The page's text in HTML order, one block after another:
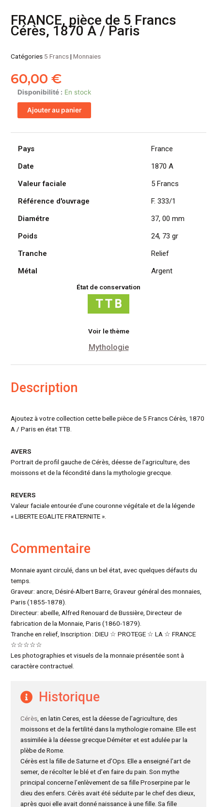
FRANCE, pièce de 5 Francs
Cérès, 1870 A / Paris
Catégories 5 Francs|Monnaies
60,00€
Disponibilité : En stock
quantité
de
FRANCE,
de
Cérès,
Ajouter au panier
Pays
France
Date
1870 A
Valeur faciale
5 Francs
Référence d'ouvrage
F. 333/1
Diamétre
37, 00 mm
Poids
24, 73 gr
Tranche
Relief
Métal
Argent
État de conservation
Voir le thème
Mythologie
Description
Ajoutez à votre collection cette belle pièce de 5 Francs Cérès, 1870
A / Paris en état TTB.
AVERS
Portrait de profil gauche de Cérès, déesse de l’agriculture, des
moissons et de la fécondité dans la mythologie grecque.
REVERS
Valeur faciale entourée d’une couronne végétale et de la légende
« LIBERTE EGALITE FRATERNITE ».
Commentaire
Monnaie ayant circulé, dans un bel état, avec quelques défauts du
temps.
Graveur: ancre, Désiré-Albert Barre, Graveur général des monnaies,
Paris (1855-1878).
Directeur: abeille, Alfred Renouard de Bussière, Directeur de
fabrication de la Monnaie, Paris (1860-1879).
Tranche en relief, Inscription : DIEU ☆ PROTEGE ☆ LA ☆ FRANCE
☆☆☆☆☆
Les photographies et visuels de la monnaie présentée sont à
caractère contractuel.
Historique
Cérès , en latin Ceres, est la déesse de l’agriculture, des
moissons et de la fertilité dans la mythologie romaine. Elle est
assimilée à la déesse grecque Déméter et est adulée par la
plèbe de Rome.
Cérès est la fille de Saturne et d’Ops. Elle a enseigné l’art de
semer, de récolter le blé et d’en faire du pain. Son mythe
principal concerne l’enlèvement de sa fille Proserpine par le
dieu des enfers. Cérès avait été séduite par le chef des dieux,
après quoi elle avait donné naissance à une fille. Sa fille